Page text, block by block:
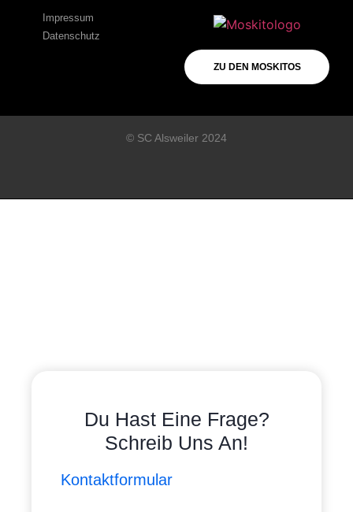
Impressum
Datenschutz
ZU DEN MOSKITOS
© SC Alsweiler 2024
Du Hast Eine Frage?
Schreib Uns An!
Kontaktformular